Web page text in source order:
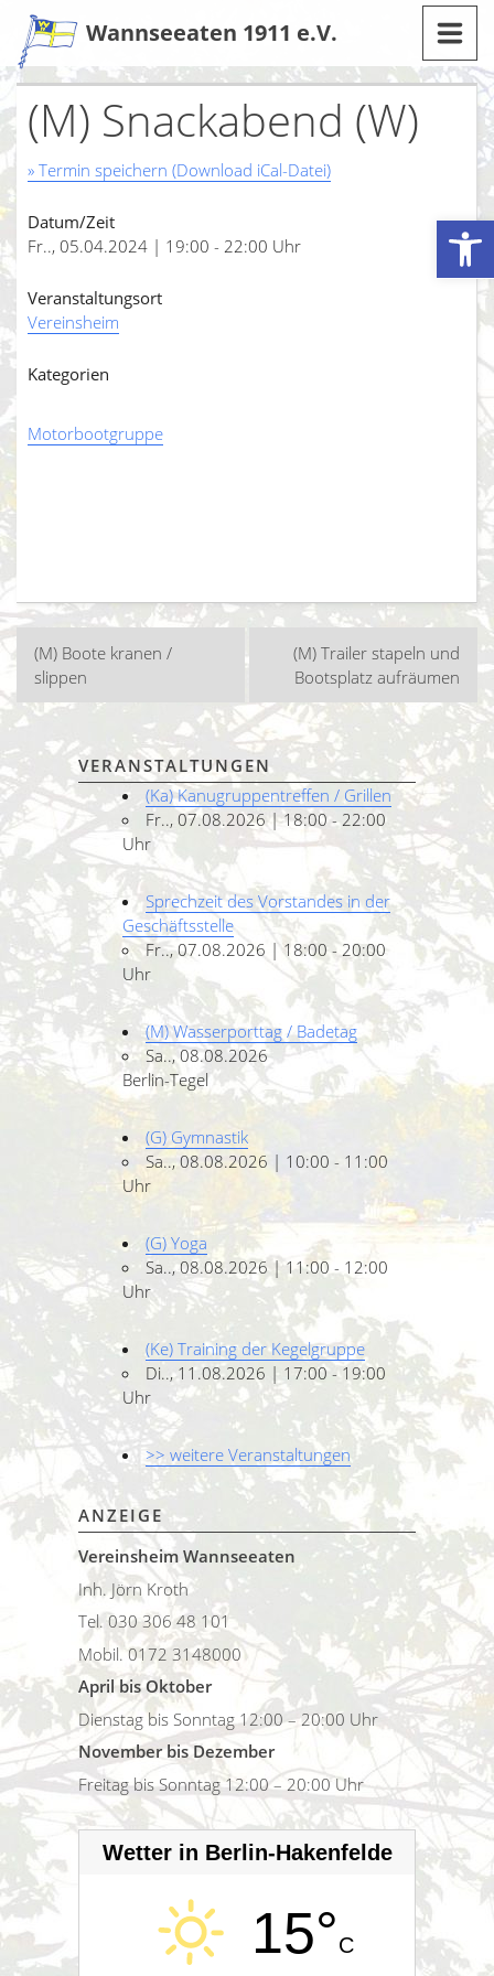
Werkzeugleiste öffnen
Zum
Inhalt
Wannseeaten 1911 e.V.
(M) Snackabend (W)
» Termin speichern (Download iCal-Datei)
Datum/Zeit
Fr.., 05.04.2024 | 19:00 - 22:00 Uhr
Veranstaltungsort
Vereinsheim
Kategorien
Motorbootgruppe
Beitragsnavigation
(M) Boote kranen /
slippen
(M) Trailer stapeln und
Bootsplatz aufräumen
VERANSTALTUNGEN
(Ka) Kanugruppentreffen / Grillen
Fr.., 07.08.2026 | 18:00 - 22:00
Uhr
Sprechzeit des Vorstandes in der
Geschäftsstelle
Fr.., 07.08.2026 | 18:00 - 20:00
Uhr
(M) Wasserporttag / Badetag
Sa.., 08.08.2026
Berlin-Tegel
(G) Gymnastik
Sa.., 08.08.2026 | 10:00 - 11:00
Uhr
(G) Yoga
Sa.., 08.08.2026 | 11:00 - 12:00
Uhr
(Ke) Training der Kegelgruppe
Di.., 11.08.2026 | 17:00 - 19:00
Uhr
>> weitere Veranstaltungen
ANZEIGE
Vereinsheim Wannseeaten
Inh. Jörn Kroth
Tel. 030 306 48 101
Mobil. 0172 3148000
April bis Oktober
Dienstag bis Sonntag 12:00 – 20:00 Uhr
November bis Dezember
Freitag bis Sonntag 12:00 – 20:00 Uhr
Wetter in Berlin-Hakenfelde
15°C